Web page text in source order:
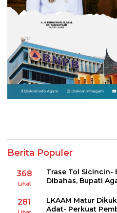
Berita Populer
368
Lihat
Trase Tol
Dibahas, Bupati
281
LKAAM Matur
Adat- Perkuat